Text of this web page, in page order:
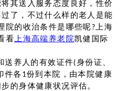
其送入服务态度良好，性价
了，不过什么样的老人是能
院的收治条件是哪些呢?上海
看上海高端养老院凯健国际
养人的有效证件(身份证、
件各1份到本院，由本院健康
的身体健康状况评估。